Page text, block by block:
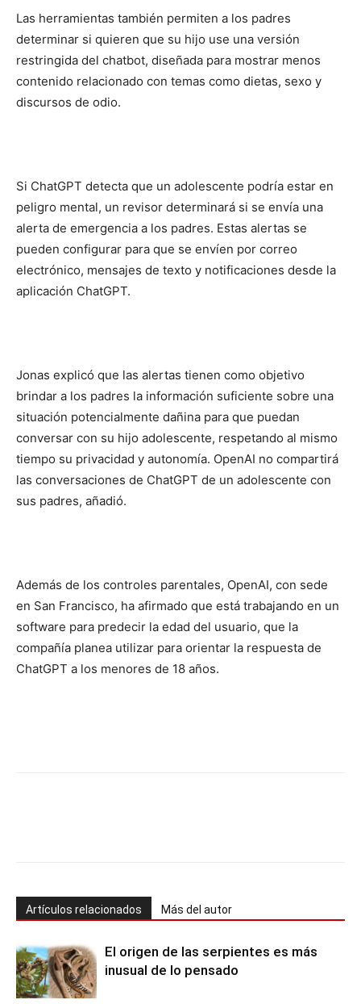
Las herramientas también permiten a los padres
determinar si quieren que su hijo use una versión
restringida del chatbot, diseñada para mostrar menos
contenido relacionado con temas como dietas, sexo y
discursos de odio.
Si ChatGPT detecta que un adolescente podría estar en
peligro mental, un revisor determinará si se envía una
alerta de emergencia a los padres. Estas alertas se
pueden configurar para que se envíen por correo
electrónico, mensajes de texto y notificaciones desde la
aplicación ChatGPT.
Jonas explicó que las alertas tienen como objetivo
brindar a los padres la información suficiente sobre una
situación potencialmente dañina para que puedan
conversar con su hijo adolescente, respetando al mismo
tiempo su privacidad y autonomía. OpenAI no compartirá
las conversaciones de ChatGPT de un adolescente con
sus padres, añadió.
Además de los controles parentales, OpenAI, con sede
en San Francisco, ha afirmado que está trabajando en un
software para predecir la edad del usuario, que la
compañía planea utilizar para orientar la respuesta de
ChatGPT a los menores de 18 años.
Artículos relacionados Más del autor
El origen de las serpientes es más
inusual de lo pensado